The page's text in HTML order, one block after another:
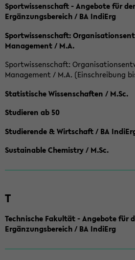
Sportwissenschaft - Angebote für
Ergänzungsbereich / BA IndiErg
Sportwissenschaft:
Management / M.A.
Sportwissenschaft:
Management / M.A. (Einschreibung
Statistische Wissenschaften / M.Sc.
Studieren ab 50
Studierende & Wirtschaft / BA
Sustainable Chemistry / M.Sc.
T
Technische Fakultät - Angebote für
Ergänzungsbereich / BA IndiErg